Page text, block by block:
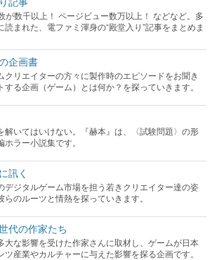
が数千以上！ ページビュー数万以上！ などなど。多
読まれた、電ファミ渾身の“殿堂入り”記事をまとめま
企画書
クリエイターの方々に製作時のエピソードをお聞き
する企画（ゲーム）とは何か？を探っていきます。
解いてはいけない。『赫本』は、〈試験問題〉の形
ホラー小説集です。
訊く
デジタルゲーム市場を担う若きクリエイター達の姿
らのルーツと情熱を探っていきます。
代の作家たち
大な影響を受けた作家さんに取材し、ゲームが日本
ツ産業やカルチャーに与えた影響を探る企画です。